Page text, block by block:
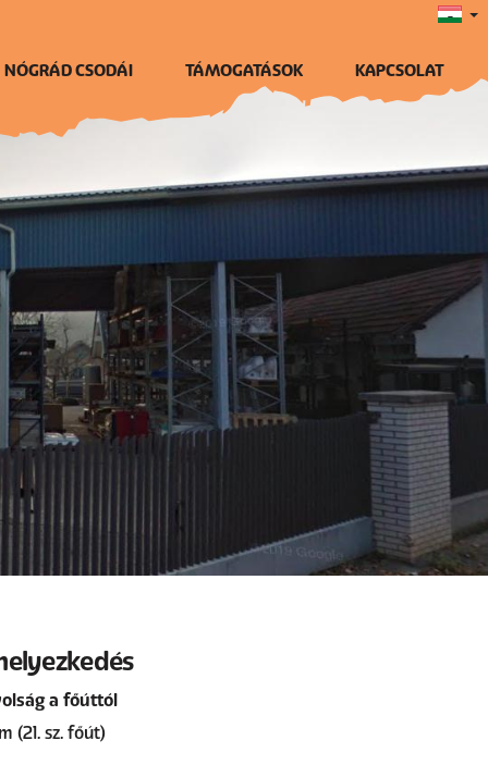
NÓGRÁD CSODÁI TÁMOGATÁSOK KAPCSOLAT
a főúttól
(21. sz. főút)